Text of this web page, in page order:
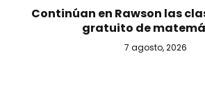
Continúan en Rawson las
gratuito de
7 agosto, 2026